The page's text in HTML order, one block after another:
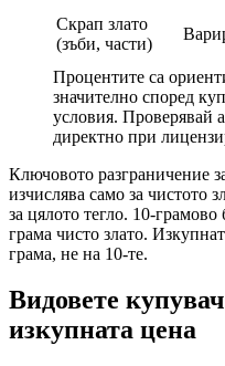
Скрап злато
(зъби, части)
Процентите са
значително според
условия. Проверявай
директно при
Ключовото разграничение
изчислява само за чистото
за цялото тегло. 10-
грама чисто злато.
грама, не на 10-те.
Видовете
изкупната цена